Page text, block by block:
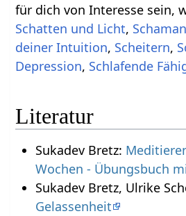
für dich von Interesse sein,
Schatten und Licht,
deiner Intuition, Scheitern,
Depression, Schlafende
Literatur
Sukadev Bretz:
Wochen - Übungsbuch
Sukadev Bretz, Ulrike
Gelassenheit